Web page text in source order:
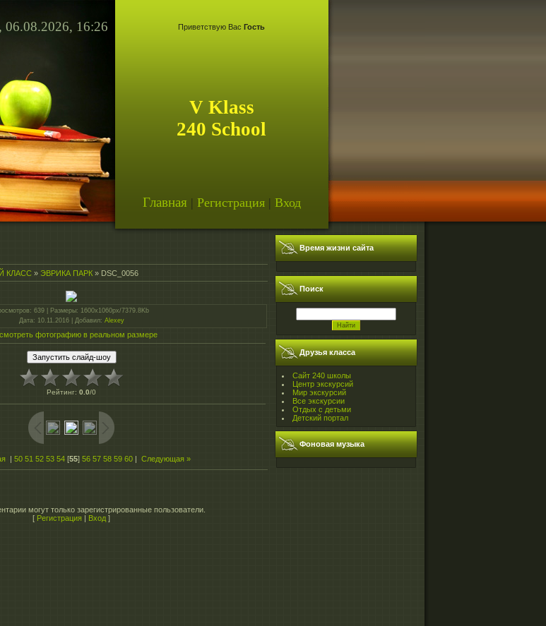
06.08.2026, 16:26 Приветствую Вас Гость
V Klass
240 School
Главная | Регистрация| Вход
КЛАСС » ЭВРИКА ПАРК » DSC_0056
: 639 | Размеры: 1600x1060px/7379.8Kb
Дата: 10.11.2016 | Добавил: Alexey
фотографию в реальном размере
Рейтинг: 0.0/0
50 51 52 53 54 [55] 56 57 58 59 60 Следующая »
могут только зарегистрированные пользователи.
[ Регистрация | Вход ]
Время жизни сайта
Поиск
Друзья класса
Сайт 240 школы
Центр экскурсий
Мир экскурсий
Все экскурсии
Отдых с детьми
Детский портал
Фоновая музыка